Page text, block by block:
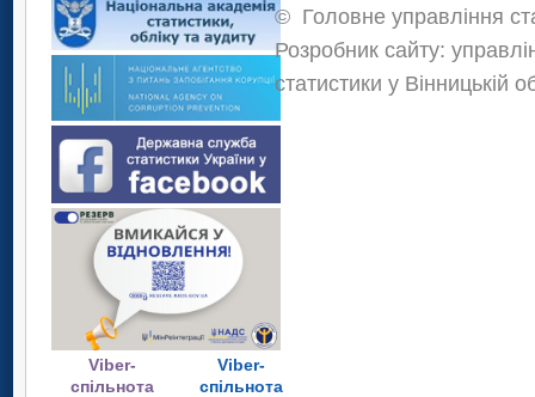
Viber-
спільнота
Viber-
спільнота
© Головне управління
Розробник сайту:
статистики у Вінницькій